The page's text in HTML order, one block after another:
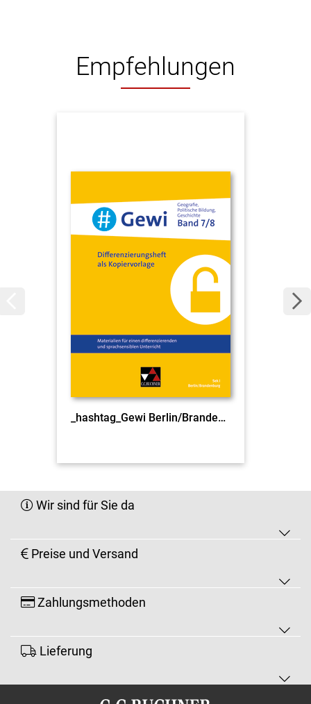
Empfehlungen
_hashtag_Gewi Berlin/Brandenburg 7/8 Differenzierungsheft
Wir sind für Sie da
Preise und Versand
Zahlungsmethoden
Lieferung